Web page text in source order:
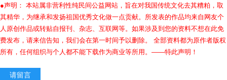
●声明： 本站属非营利性纯民间公益网站，旨在对我国传统文化去其糟粕，取
其精华，为继承和发扬祖国优秀文化做一点贡献。所发表的作品均来自网友个
人原创作品或转贴自报刊、杂志、互联网等。如果涉及到您的资料不想在此免
费发布，请来信告知，我们会在第一时间予以删除。 全部资料都为原作者版权
所有，任何组织与个人都不能下载作为商业等所用。——特此声明！
请留言